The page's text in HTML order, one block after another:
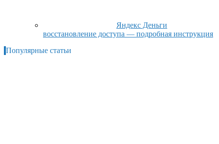
Яндекс Деньги
восстановление доступа — подробная инструкция
Популярные статьи